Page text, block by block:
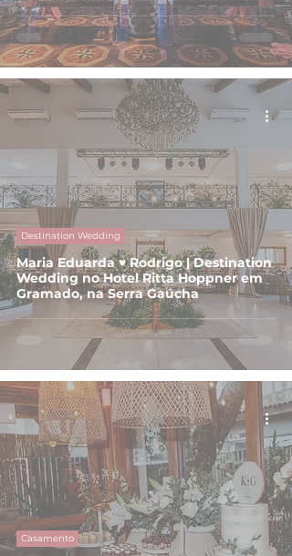
Maria Eduarda ♥ Rodrigo | Destination
Wedding no Hotel Ritta Hoppner em
Gramado, na Serra Gaúcha
Destination Wedding
Casamento